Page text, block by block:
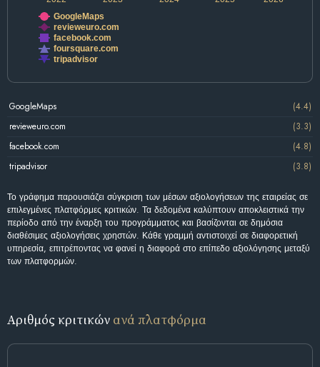
GoogleMaps
revieweuro.com
facebook.com
foursquare.com
tripadvisor
GoogleMaps
(4.4)
revieweuro.com
(3.3)
facebook.com
(4.8)
tripadvisor
(3.8)
Το γράφημα παρουσιάζει σύγκριση των μέσων αξιολογήσεων της εταιρείας σε
επιλεγμένες πλατφόρμες κριτικών. Τα δεδομένα καλύπτουν αποκλειστικά την
περίοδο από την έναρξη του προγράμματος και βασίζονται σε δημόσια
διαθέσιμες αξιολογήσεις χρηστών. Κάθε γραμμή αντιστοιχεί σε διαφορετική
υπηρεσία, επιτρέποντας να φανεί η διαφορά στο επίπεδο αξιολόγησης μεταξύ
των πλατφορμών.
Αριθμός κριτικών ανά πλατφόρμα